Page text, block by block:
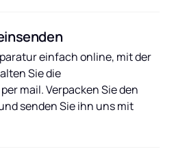
einfach online, mit der
Sie die
mail. Verpacken Sie den
senden Sie ihn uns mit